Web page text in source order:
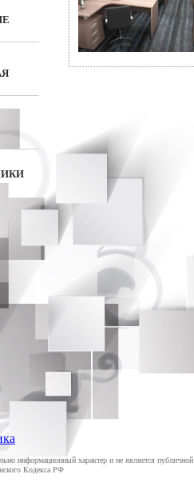
информационный характер и не является
Кодекса РФ